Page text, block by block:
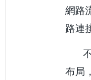
網路
路連
布局